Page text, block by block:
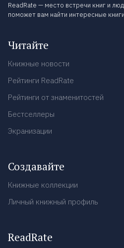
ReadRate — место встречи книг и
поможет вам найти интересные
Читайте
Книжные новости
Рейтинги ReadRate
Рейтинги от знаменитостей
Бестселлеры
Экранизации
Создавайте
Книжные коллекции
Личный книжный профиль
ReadRate